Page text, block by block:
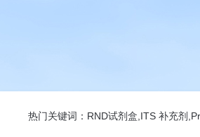
热门关键词：RND试剂盒,ITS 补充剂